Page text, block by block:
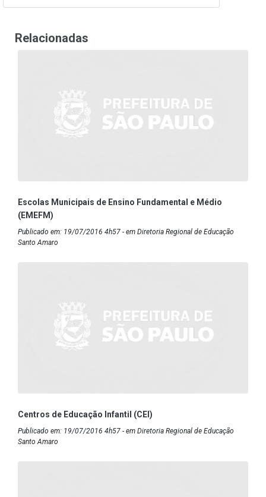
Relacionadas
Escolas Municipais de Ensino Fundamental e Médio
(EMEFM)
Publicado em: 19/07/2016 4h57 - em Diretoria Regional de Educação
Santo Amaro
Centros de Educação Infantil (CEI)
Publicado em: 19/07/2016 4h57 - em Diretoria Regional de Educação
Santo Amaro